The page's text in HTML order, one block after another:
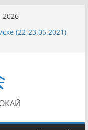
2026
(22-23.05.2021)
России по Кюдо,